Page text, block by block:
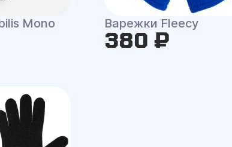
Mono Варежки Fleecy
380 ₽